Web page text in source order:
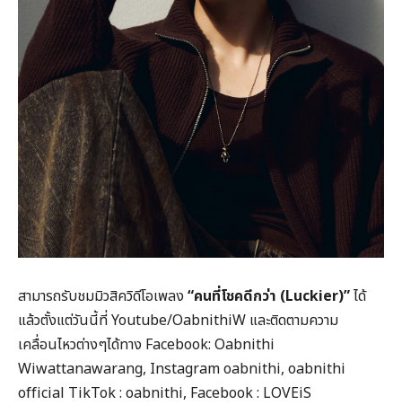
สามารถรับชมมิวสิควิดีโอเพลง “คนที่โชคดีกว่า (Luckier)”ได้
แล้วตั้งแต่วันนี้ที่ Youtube/OabnithiW และติดตามความ
เคลื่อนไหวต่างๆได้ทาง Facebook: Oabnithi
Wiwattanawarang, Instagram oabnithi, oabnithi
official TikTok : oabnithi, Facebook : LOVEiS